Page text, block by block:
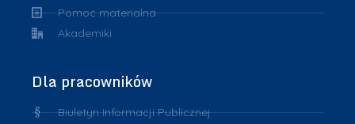
Pomoc materialna
Akademiki
Dla pracowników
Biuletyn Informacji Publicznej